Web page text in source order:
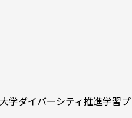
学ダイバーシティ推進学習